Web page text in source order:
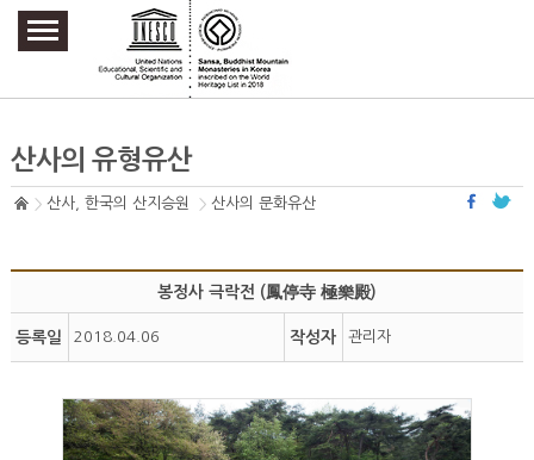
주요메뉴 바로가기
본문 바로가기
하단메뉴 바로가기
산사의 유형유산
산사, 한국의 산지승원 산사의 문화유산
봉정사 극락전 (鳳停寺 極樂殿)
등록일 2018.04.06 작성자 관리자